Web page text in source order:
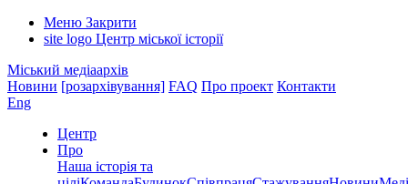
Меню Закрити
site logo Центр міської історії
Міський медіаархів
Новини [розархівування] FAQ Про проект Контакти
Eng
Центр
Про
Наша історія та